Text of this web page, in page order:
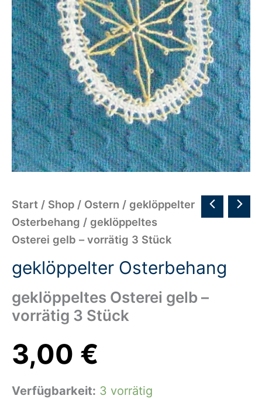
Start / Shop / Ostern / geklöppelter
Osterbehang / geklöppeltes
Osterei gelb – vorrätig 3 Stück
geklöppelter Osterbehang
geklöppeltes Osterei gelb –
vorrätig 3 Stück
3,00 €
Verfügbarkeit: 3 vorrätig